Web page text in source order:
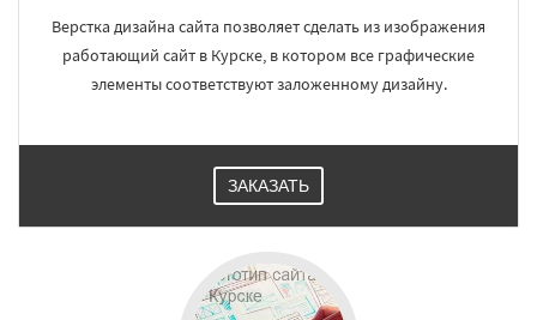
Верстка дизайна сайта позволяет сделать из изображения
работающий сайт в Курске, в котором все графические
элементы соответствуют заложенному дизайну.
ЗАКАЗАТЬ